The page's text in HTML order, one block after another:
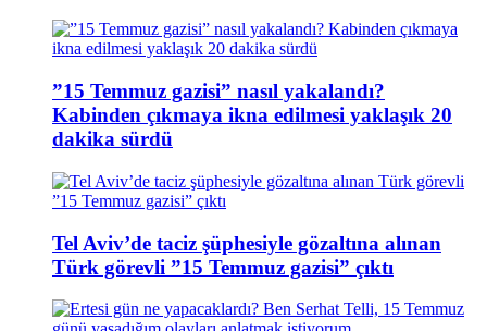
”15 Temmuz gazisi” nasıl yakalandı?
Kabinden çıkmaya ikna edilmesi yaklaşık 20
dakika sürdü
Tel Aviv’de taciz şüphesiyle gözaltına alınan
Türk görevli ”15 Temmuz gazisi” çıktı